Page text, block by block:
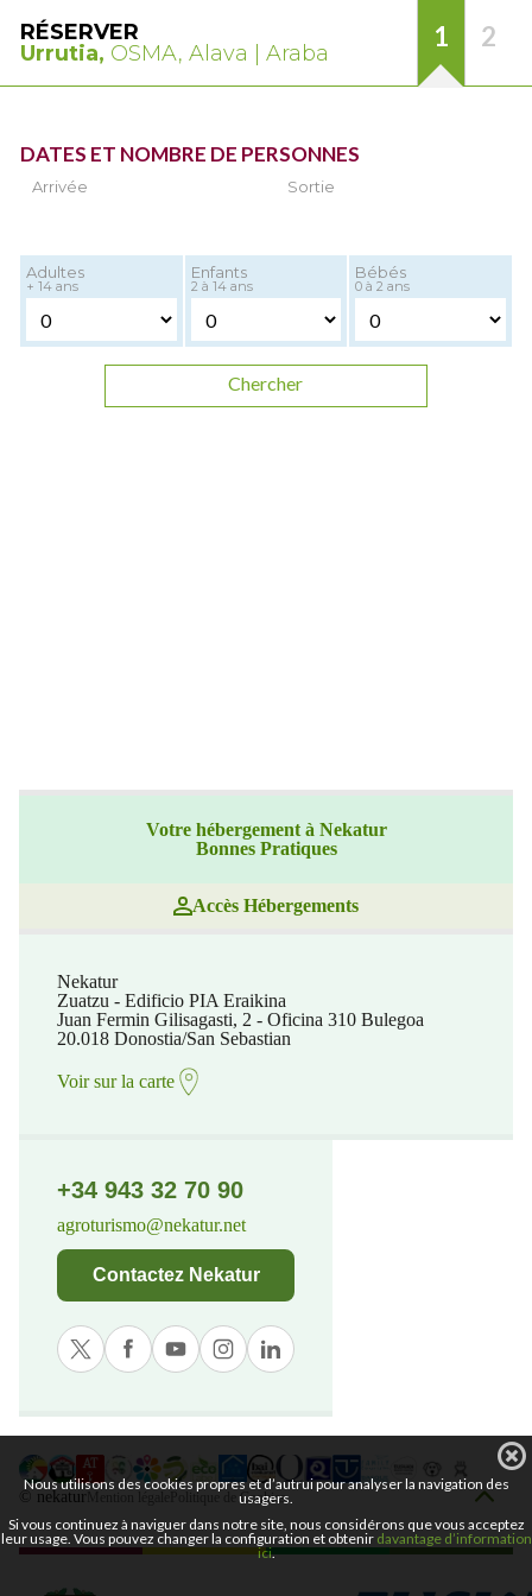
RÉSERVER
Urrutia, OSMA, Alava | Araba
1 2
DATES ET NOMBRE DE PERSONNES
Arrivée Sortie
Adultes
+ 14 ans
Enfants
2 à 14 ans
Bébés
0 à 2 ans
Chercher
Votre hébergement à Nekatur
Bonnes Pratiques
Accès Hébergements
Nekatur
Zuatzu - Edificio PIA Eraikina
Juan Fermin Gilisagasti, 2 - Oficina 310 Bulegoa
20.018 Donostia/San Sebastian
Voir sur la carte
+34 943 32 70 90
agroturismo@nekatur.net
Contactez Nekatur
© nekatur Politique de Cookies
Nous utilisons des cookies propres et d’autrui pour analyser la navigation des
usagers.
Si vous continuez à naviguer dans notre site, nous considérons que vous acceptez
leur usage. Vous pouvez changer la configuration et obtenir davantage d’information
ici.